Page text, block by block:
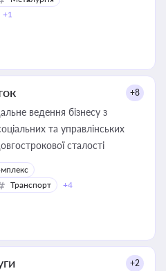
+1
+8
ведення бізнесу з
та управлінських
сталості
Транспорт +4
+2